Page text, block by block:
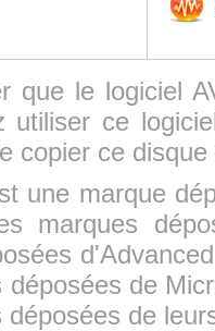
que le logiciel
utiliser ce
copier ce
une marque
marques
déposées de
déposées de